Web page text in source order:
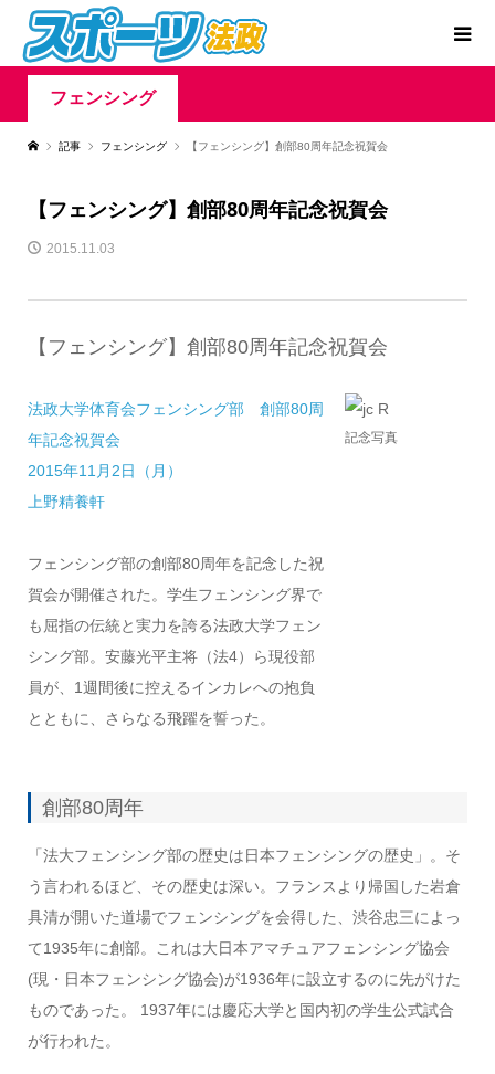
フェンシング
記事 フェンシング 【フェンシング】創部80周年記念祝賀会
【フェンシング】創部80周年記念祝賀会
2015.11.03
【フェンシング】創部80周年記念祝賀会
法政大学体育会フェンシング部 創部80周
年記念祝賀会
2015年11月2日（月）
上野精養軒
フェンシング部の創部80周年を記念した祝
賀会が開催された。学生フェンシング界で
も屈指の伝統と実力を誇る法政大学フェン
シング部。安藤光平主将（法4）ら現役部
員が、1週間後に控えるインカレへの抱負
とともに、さらなる飛躍を誓った。
記念写真
創部80周年
「法大フェンシング部の歴史は日本フェンシングの歴史」。そ
う言われるほど、その歴史は深い。フランスより帰国した岩倉
具清が開いた道場でフェンシングを会得した、渋谷忠三によっ
て1935年に創部。これは大日本アマチュアフェンシング協会
(現・日本フェンシング協会)が1936年に設立するのに先がけた
ものであった。 1937年には慶応大学と国内初の学生公式試合
が行われた。